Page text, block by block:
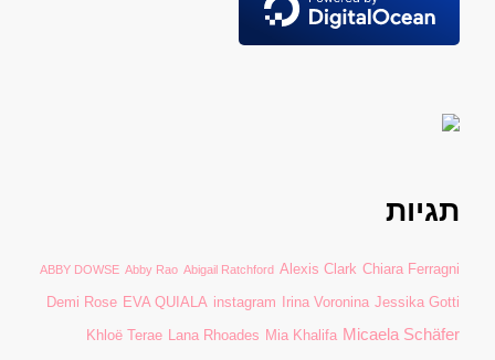
תגיות
ABBY DOWSE Abby Rao Abigail Ratchford Alexis Clark Chiara Ferragni
Demi Rose EVA QUIALA instagram Irina Voronina Jessika Gotti
Khloë Terae Lana Rhoades Mia Khalifa Micaela Schäfer